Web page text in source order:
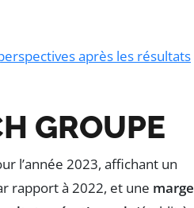
après les résultats
GROUPE
l’année 2023, affichant un
rapport à 2022, et une marge